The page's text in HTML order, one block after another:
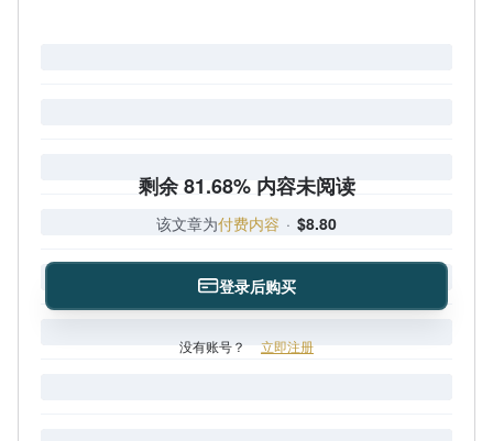
剩余 81.68% 内容未阅读
该文章为付费内容 · $8.80
登录后购买
没有账号？ 立即注册